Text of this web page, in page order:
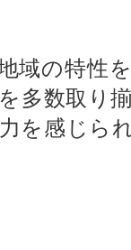
域の特性
多数取り
を感じら